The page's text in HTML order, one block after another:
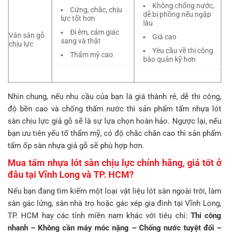
Ván sàn gỗ
chịu lực
Cứng, chắc, chịu
lực tốt hơn
Đi êm, cảm giác
sang và thật
Thẩm mỹ cao
Không chống nước,
dễ bị phồng nếu ngập
lâu
Giá cao
Yêu cầu về thi công
bảo quản kỹ hơn
Nhìn chung, nếu nhu cầu của bạn là giá thành rẻ, dễ thi công,
độ bền cao và chống thấm nước thì sản phẩm tấm nhựa lót
sàn chịu lực giả gỗ sẽ là sự lựa chọn hoàn hảo. Ngược lại, nếu
bạn ưu tiên yếu tố thẩm mỹ, có độ chắc chắn cao thì sản phẩm
tấm ốp sàn nhựa giả gỗ sẽ phù hợp hơn.
Mua tấm nhựa lót sàn chịu lực chính hãng, giá tốt ở
đâu tại Vĩnh Long và TP. HCM?
Nếu bạn đang tìm kiếm một loại vật liệu lót sàn ngoài trời, làm
sàn gác lửng, sàn nhà trọ hoặc gác xép gia đình tại Vĩnh Long,
TP. HCM hay các tỉnh miền nam khác với tiêu chí: Thi công
nhanh – Không cần máy móc nặng – Chống nước tuyệt đối –